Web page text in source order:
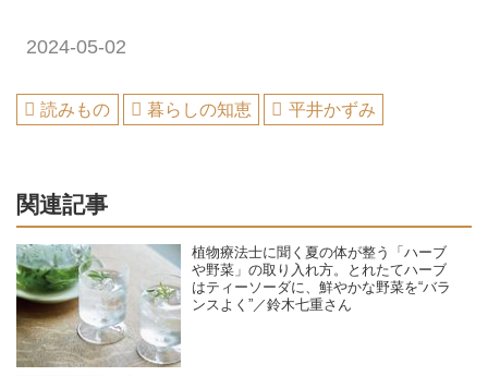
2024-05-02
読みもの 暮らしの知恵 平井かずみ
関連記事
植物療法士に聞く夏の体が整う「ハーブ
や野菜」の取り入れ方。とれたてハーブ
はティーソーダに、鮮やかな野菜を“バラ
ンスよく”／鈴木七重さん